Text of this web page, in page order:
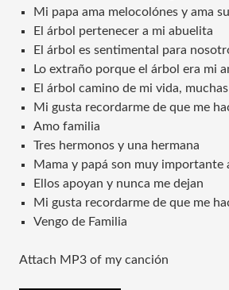
Mi papa ama melocolónes y ama
El árbol pertenecer a mi abuelita
El árbol es sentimental para
Lo extraño porque el árbol era mi
El árbol camino de mi vida,
Mi gusta recordarme de que me
Amo familia
Tres hermonos y una hermana
Mama y papá son muy importante
Ellos apoyan y nunca me dejan
Mi gusta recordarme de que me
Vengo de Familia
Attach MP3 of my canción